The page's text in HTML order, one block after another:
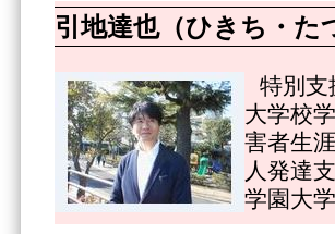
引地達也（ひきち・た
特別
大学校
害者生
人発達
学園大